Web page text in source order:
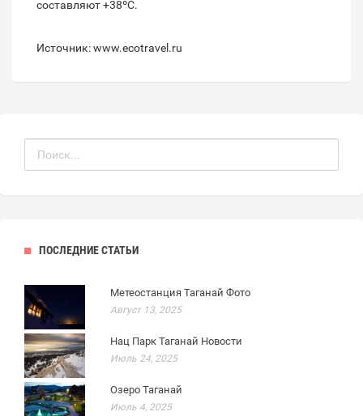
составляют +38ºС.
Источник: www.ecotravel.ru
ПОСЛЕДНИЕ СТАТЬИ
Метеостанция Таганай Фото
Август 13, 2025
Нац Парк Таганай Новости
Июль 24, 2025
Озеро Таганай
Июль 4, 2025